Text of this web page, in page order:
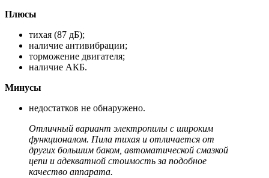
Плюсы
тихая (87 дБ);
наличие антивибрации;
торможение двигателя;
наличие АКБ.
Минусы
недостатков не обнаружено.
Отличный вариант электропилы с широким
функционалом. Пила тихая и отличается от
других большим баком, автоматической смазкой
цепи и адекватной стоимость за подобное
качество аппарата.